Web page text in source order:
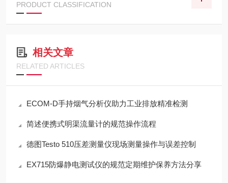
PRODUCT CLASSIFICATION
相关文章
RELATED ARTICLES
ECOM-D手持烟气分析仪助力工业排放精准检测
简述便携式明渠流量计的规范操作流程
德图Testo 510压差测量仪现场测量操作与误差控制
EX715防爆静电测试仪的规范定期维护保养方法分享